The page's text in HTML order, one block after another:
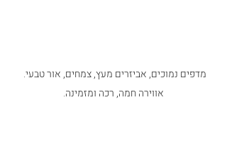
מדפים נמוכים, אביזרים מעץ, צמחים, אור טבעי.
אווירה חמה, רכה ומזמינה.